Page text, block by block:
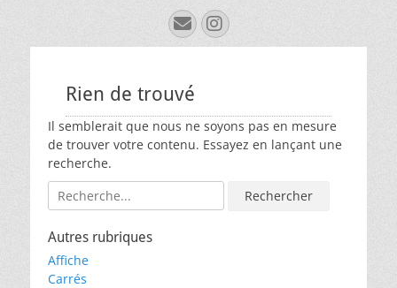
E-
mail
Instagram
Rien de trouvé
Il semblerait que nous ne soyons pas en mesure
de trouver votre contenu. Essayez en lançant une
recherche.
Rechercher :
Autres rubriques
Affiche
Carrés